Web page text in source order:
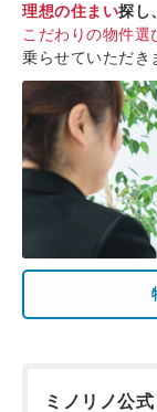
理想の住まい探し、
こだわりの物件選
乗らせていただき
ミノリノ公式